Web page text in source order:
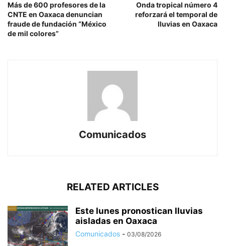
Más de 600 profesores de la
CNTE en Oaxaca denuncian
fraude de fundación “México
de mil colores”
Onda tropical número 4
reforzará el temporal de
lluvias en Oaxaca
Comunicados
RELATED ARTICLES
Este lunes pronostican lluvias
aisladas en Oaxaca
Comunicados - 03/08/2026